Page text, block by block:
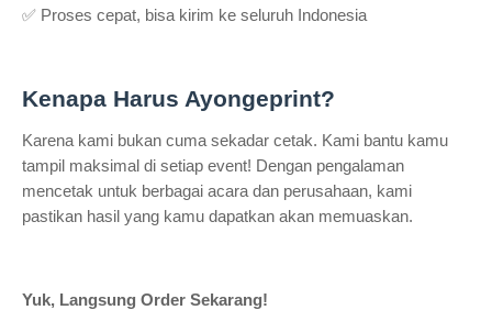
✅ Proses cepat, bisa kirim ke seluruh Indonesia
Kenapa Harus Ayongeprint?
Karena kami bukan cuma sekadar cetak. Kami bantu kamu
tampil maksimal di setiap event! Dengan pengalaman
mencetak untuk berbagai acara dan perusahaan, kami
pastikan hasil yang kamu dapatkan akan memuaskan.
Yuk, Langsung Order Sekarang!